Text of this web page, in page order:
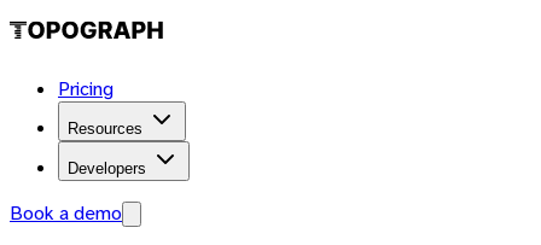
Pricing
Resources
Developers
Book a demo